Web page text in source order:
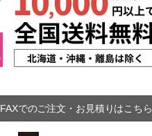
FAXでのご注文・お見積りはこちら